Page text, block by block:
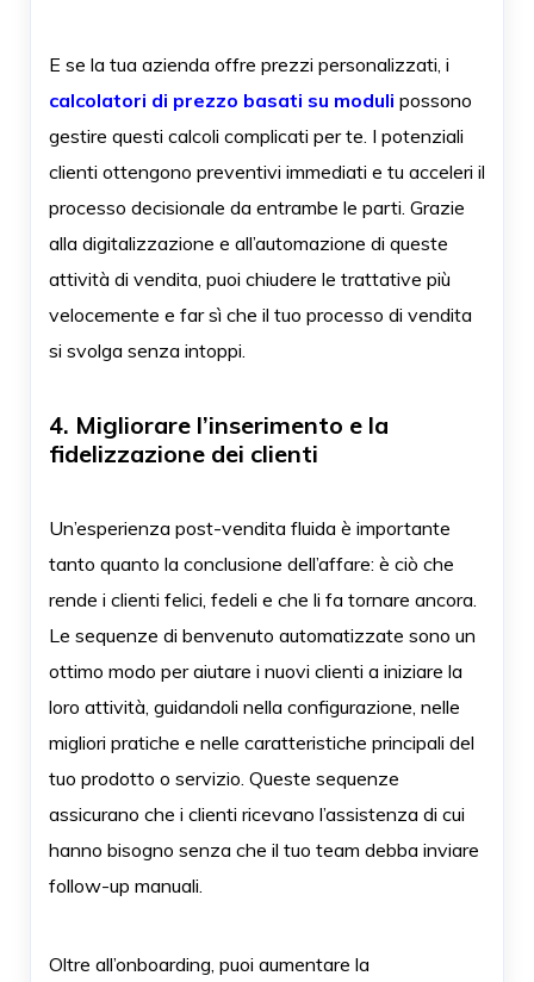
E se la tua azienda offre prezzi personalizzati, i
calcolatori di prezzo basati su moduli possono
gestire questi calcoli complicati per te. I potenziali
clienti ottengono preventivi immediati e tu acceleri il
processo decisionale da entrambe le parti. Grazie
alla digitalizzazione e all’automazione di queste
attività di vendita, puoi chiudere le trattative più
velocemente e far sì che il tuo processo di vendita
si svolga senza intoppi.
4. Migliorare l’inserimento e la
fidelizzazione dei clienti
Un’esperienza post-vendita fluida è importante
tanto quanto la conclusione dell’affare: è ciò che
rende i clienti felici, fedeli e che li fa tornare ancora.
Le sequenze di benvenuto automatizzate sono un
ottimo modo per aiutare i nuovi clienti a iniziare la
loro attività, guidandoli nella configurazione, nelle
migliori pratiche e nelle caratteristiche principali del
tuo prodotto o servizio. Queste sequenze
assicurano che i clienti ricevano l’assistenza di cui
hanno bisogno senza che il tuo team debba inviare
follow-up manuali.
Oltre all’onboarding, puoi aumentare la